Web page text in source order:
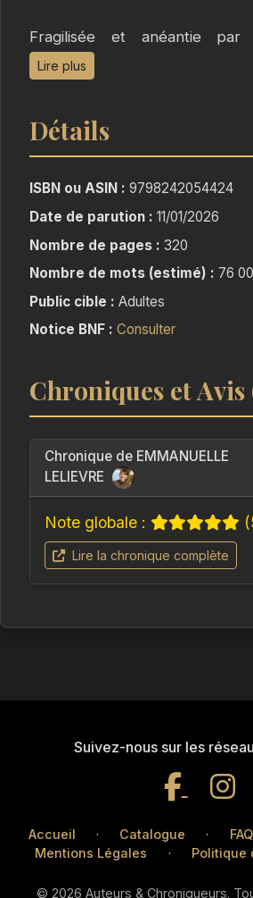
Fragilisée et anéantie par
événement, elle part
Alpes, dans un centre
Elle y fera la rencontre de
homme mutilé, qui vit isolé
Cette cohabitation inattendue
leur existence.
Mais deux âmes blessées
introspectif, porté par deux
proie à une lutte pour survivre.
Lire plus
Détails
ISBN ou ASIN : 9798242054424
Date de parution : 11/01/2026
Nombre de pages : 320
Nombre de mots (estimé) : 76
Public cible : Adultes
Notice BNF : Consulter
Chroniques et Avis
Chronique de EMMANUELLE
LELIEVRE
Note globale :
Lire la chronique complète
Suivez-nous sur les
Accueil · Catalogue · FAQ
Mentions Légales
· Politique
© 2026 Auteurs & Chroniqueurs.